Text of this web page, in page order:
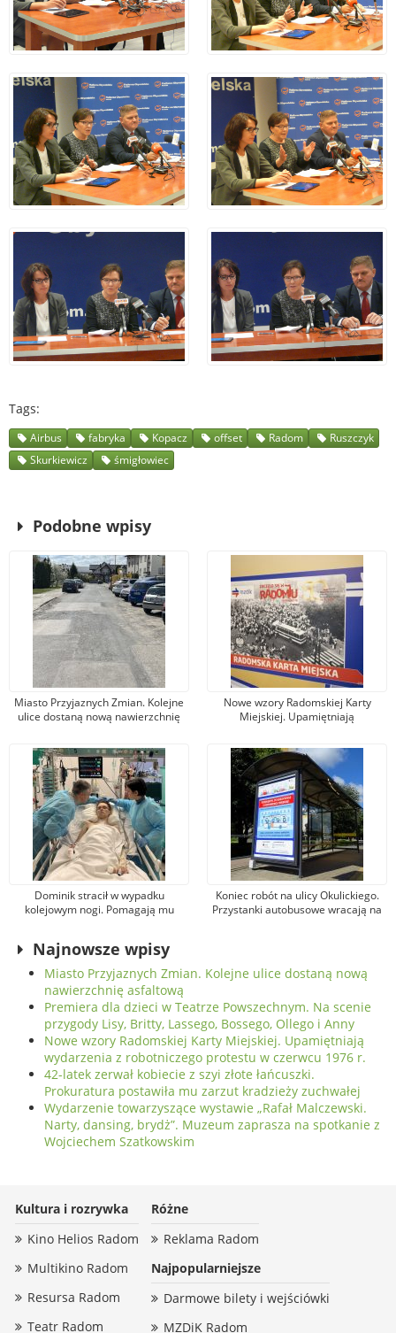
Tags
Airbus fabryka Kopacz offset Radom
Ruszczyk
Skurkiewicz
śmigłowiec
Podobne wpisy
Miasto Przyjaznych Zmian. Kolejne
ulice dostaną nową nawierzchnię
Nowe wzory Radomskiej Karty
Miejskiej. Upamiętniają
protestu w czerwcu 1976 r.
Dominik stracił w wypadku
kolejowym nogi. Pomagają mu
Koniec robót na ulicy Okulickiego.
Przystanki autobusowe wracają na
Najnowsze wpisy
Miasto Przyjaznych Zmian. Kolejne ulice dostaną nową
nawierzchnię asfaltową
Premiera dla dzieci w Teatrze Powszechnym. Na scenie
przygody Lisy, Britty, Lassego, Bossego, Ollego i Anny
Nowe wzory Radomskiej Karty Miejskiej. Upamiętniają
wydarzenia z robotniczego protestu w czerwcu 1976 r.
42-latek zerwał kobiecie z szyi złote łańcuszki.
Prokuratura postawiła mu zarzut kradzieży zuchwałej
Wydarzenie towarzyszące wystawie „Rafał Malczewski.
Narty, dansing, brydż”. Muzeum zaprasza na spotkanie z
Wojciechem Szatkowskim
Kultura i rozrywka
Kino Helios Radom
Multikino Radom
Resursa Radom
Teatr Radom
Różne
Reklama Radom
Najpopularniejsze
Darmowe bilety i wejściówki
MZDiK Radom